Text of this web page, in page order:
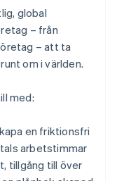
global
– från
– att ta
om i världen.
med:
en friktionsfri
arbetstimmar
tillgång till över